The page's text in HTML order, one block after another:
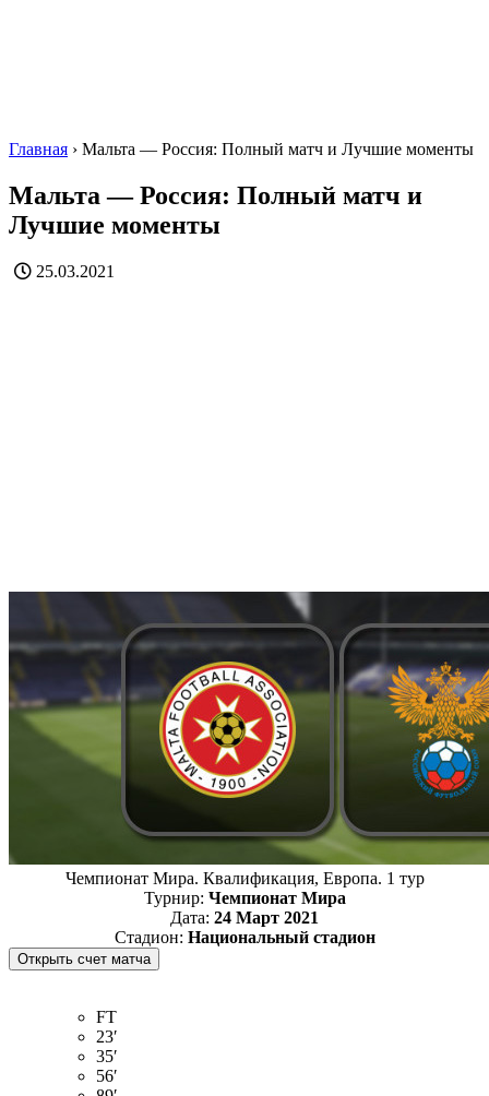
Главная › Мальта — Россия: Полный матч и Лучшие моменты
Мальта — Россия: Полный матч и
Лучшие моменты
25.03.2021
Чемпионат Мира. Квалификация, Европа. 1 тур
Турнир: Чемпионат Мира
Дата: 24 Март 2021
Стадион: Национальный стадион
FT
23′
35′
56′